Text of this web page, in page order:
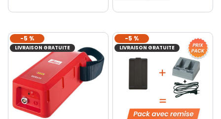
-5 %
LIVRAISON GRATUITE
-5 %
LIVRAISON GRATUITE